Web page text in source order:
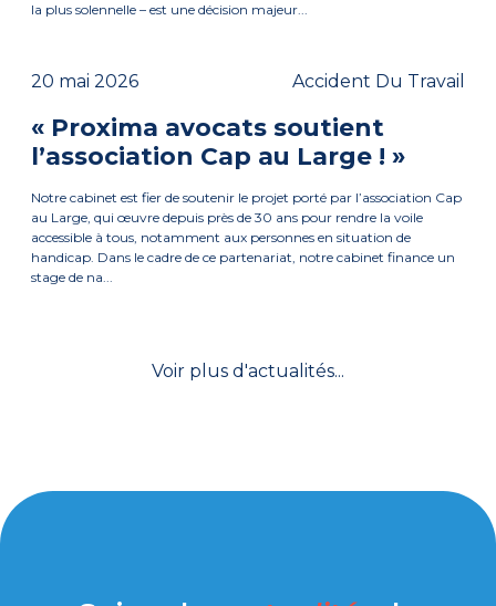
la plus solennelle – est une décision majeur...
20 mai 2026 Accident Du Travail
« Proxima avocats soutient
l’association Cap au Large ! »
Notre cabinet est fier de soutenir le projet porté par l’association Cap
au Large, qui œuvre depuis près de 30 ans pour rendre la voile
accessible à tous, notamment aux personnes en situation de
handicap. Dans le cadre de ce partenariat, notre cabinet finance un
stage de na...
Voir plus d'actualités...